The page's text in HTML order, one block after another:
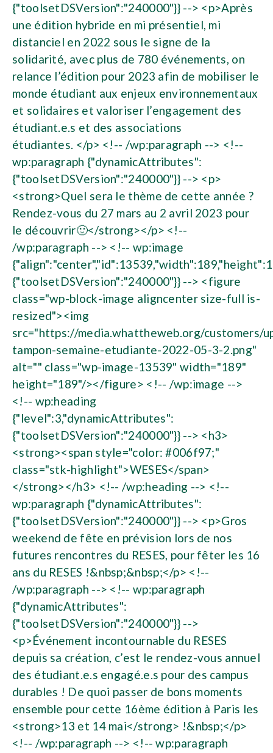
{"toolsetDSVersion":"240000"}} --> <p>Après
une édition hybride en mi présentiel, mi
distanciel en 2022 sous le signe de la
solidarité, avec plus de 780 événements, on
relance l’édition pour 2023 afin de mobiliser le
monde étudiant aux enjeux environnementaux
et solidaires et valoriser l’engagement des
étudiant.e.s et des associations
étudiantes. </p> <!-- /wp:paragraph --> <!--
wp:paragraph {"dynamicAttributes":
{"toolsetDSVersion":"240000"}} --> <p>
<strong>Quel sera le thème de cette année ?
Rendez-vous du 27 mars au 2 avril 2023 pour
le découvrir🙂</strong></p> <!--
/wp:paragraph --> <!-- wp:image
{"toolsetDSVersion":"240000"}} --> <figure
class="wp-block-image aligncenter size-full is-
resized"><img
src="https://media.whattheweb.org/
tampon-semaine-etudiante-2022-05-3-2.png"
alt="" class="wp-image-13539" width="189"
height="189"/></figure> <!-- /wp:image -->
<!-- wp:heading
{"level":3,"dynamicAttributes":
{"toolsetDSVersion":"240000"}} --> <h3>
<strong><span style="color: #006f97;"
class="stk-highlight">WESES</span>
</strong></h3> <!-- /wp:heading --> <!--
wp:paragraph {"dynamicAttributes":
{"toolsetDSVersion":"240000"}} --> <p>Gros
weekend de fête en prévision lors de nos
futures rencontres du RESES, pour fêter les 16
ans du RESES !&nbsp;&nbsp;</p> <!--
/wp:paragraph --> <!-- wp:paragraph
{"dynamicAttributes":
{"toolsetDSVersion":"240000"}} -->
<p>Événement incontournable du RESES
depuis sa création, c’est le rendez-vous annuel
des étudiant.e.s engagé.e.s pour des campus
durables ! De quoi passer de bons moments
ensemble pour cette 16ème édition à Paris les
<strong>13 et 14 mai</strong> !&nbsp;</p>
<!-- /wp:paragraph --> <!-- wp:paragraph